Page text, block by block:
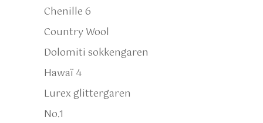
Chenille 6
Country Wool
Dolomiti sokkengaren
Hawaï 4
Lurex glittergaren
No.1